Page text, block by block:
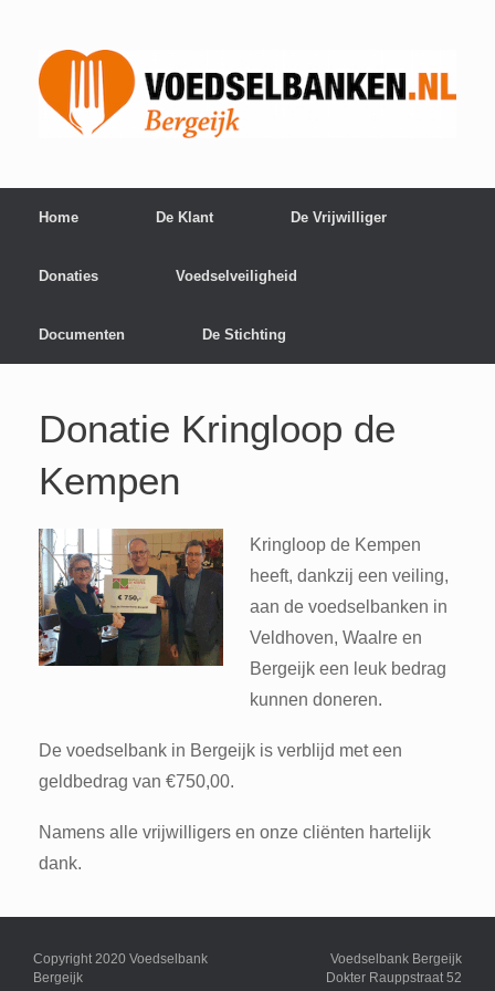
Home De Klant De Vrijwilliger
Donaties Voedselveiligheid
Documenten De Stichting
Donatie Kringloop de
Kempen
Kringloop de Kempen
heeft, dankzij een veiling,
aan de voedselbanken in
Veldhoven, Waalre en
Bergeijk een leuk bedrag
kunnen doneren.
De voedselbank in Bergeijk is verblijd met een
geldbedrag van €750,00.
Namens alle vrijwilligers en onze cliënten hartelijk
dank.
Copyright 2020 Voedselbank
Bergeijk
Voedselbank Bergeijk
Dokter Rauppstraat 52